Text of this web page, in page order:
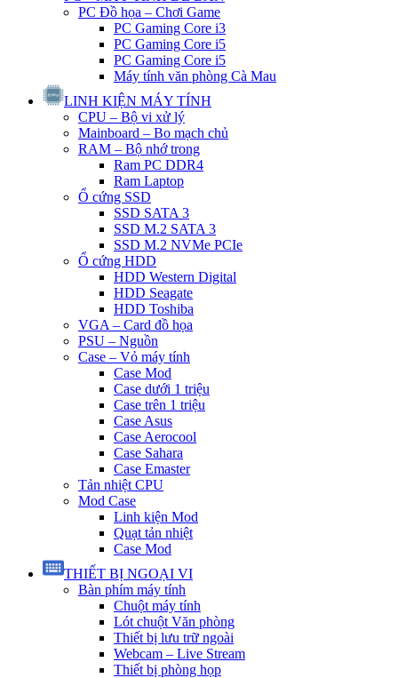
PC Đồ họa – Chơi Game
PC Gaming Core i3
PC Gaming Core i5
PC Gaming Core i5
Máy tính văn phòng Cà Mau
LINH KIỆN MÁY TÍNH
CPU – Bộ vi xử lý
Mainboard – Bo mạch chủ
RAM – Bộ nhớ trong
Ram PC DDR4
Ram Laptop
Ổ cứng SSD
SSD SATA 3
SSD M.2 SATA 3
SSD M.2 NVMe PCIe
Ổ cứng HDD
HDD Western Digital
HDD Seagate
HDD Toshiba
VGA – Card đồ họa
PSU – Nguồn
Case – Vỏ máy tính
Case Mod
Case dưới 1 triệu
Case trên 1 triệu
Case Asus
Case Aerocool
Case Sahara
Case Emaster
Tản nhiệt CPU
Mod Case
Linh kiện Mod
Quạt tản nhiệt
Case Mod
THIẾT BỊ NGOẠI VI
Bàn phím máy tính
Chuột máy tính
Lót chuột Văn phòng
Thiết bị lưu trữ ngoài
Webcam – Live Stream
Thiết bị phòng họp